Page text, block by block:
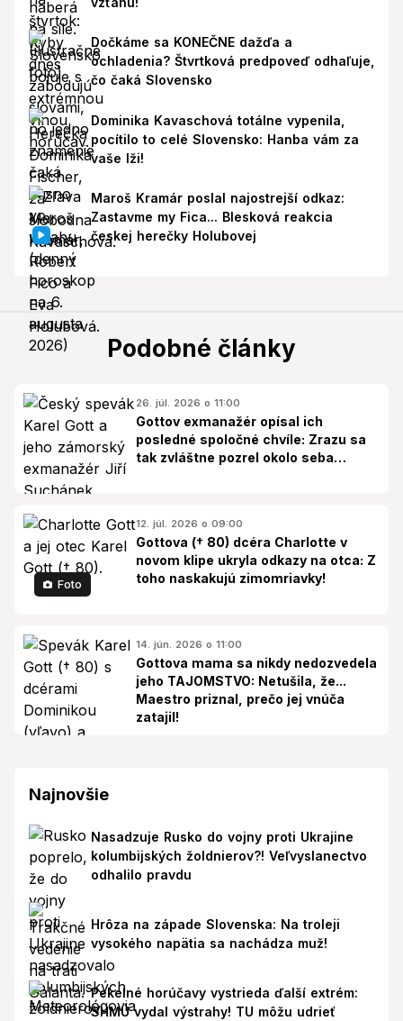
Dočkáme sa KONEČNE dažďa a
ochladenia? Štvrtková predpoveď odhaľuje,
čo čaká Slovensko
Dominika Kavaschová totálne vypenila,
pocítilo to celé Slovensko: Hanba vám za
vaše lži!
Maroš Kramár poslal najostrejší odkaz:
Zastavme my Fica... Blesková reakcia
českej herečky Holubovej
Podobné články
26. júl. 2026 o 11:00
Gottov exmanažér opísal ich
posledné spoločné chvíle: Zrazu sa
tak zvláštne pozrel okolo seba…
Foto
12. júl. 2026 o 09:00
Gottova († 80) dcéra Charlotte v
novom klipe ukryla odkazy na otca: Z
toho naskakujú zimomriavky!
14. jún. 2026 o 11:00
Gottova mama sa nikdy nedozvedela
jeho TAJOMSTVO: Netušila, že...
Maestro priznal, prečo jej vnúča
zatajil!
Najnovšie
Nasadzuje Rusko do vojny proti Ukrajine
kolumbijských žoldnierov?! Veľvyslanectvo
odhalilo pravdu
Hrôza na západe Slovenska: Na troleji
vysokého napätia sa nachádza muž!
Pekelné horúčavy vystrieda ďalší extrém:
SHMÚ vydal výstrahy! TU môžu udrieť